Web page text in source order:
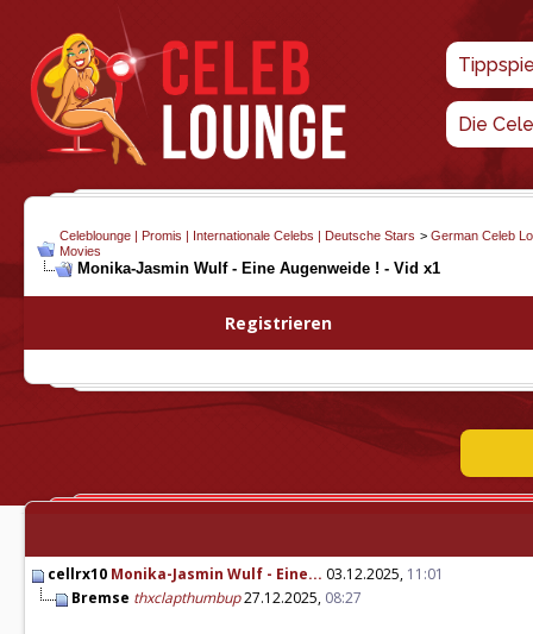
Die
Celeblounge | Promis | Internationale Celebs | Deutsche Stars > German Celeb
Movies
Monika-Jasmin Wulf - Eine Augenweide ! - Vid x1
Registrieren
cellrx10 Monika-Jasmin Wulf - Eine... 03.12.2025, 11:01
Bremse thxclapthumbup27.12.2025, 08:27